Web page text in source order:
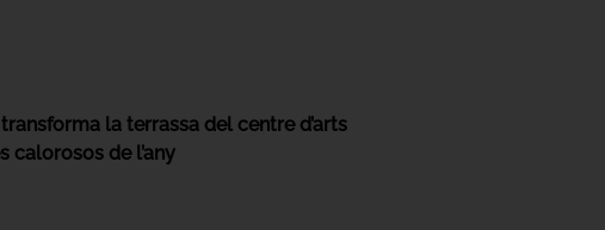
la terrassa del centre d’arts
calorosos de l’any